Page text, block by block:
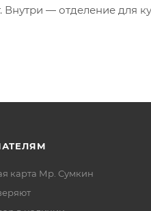
Внутри — отделение
карта Мр. Сумкин